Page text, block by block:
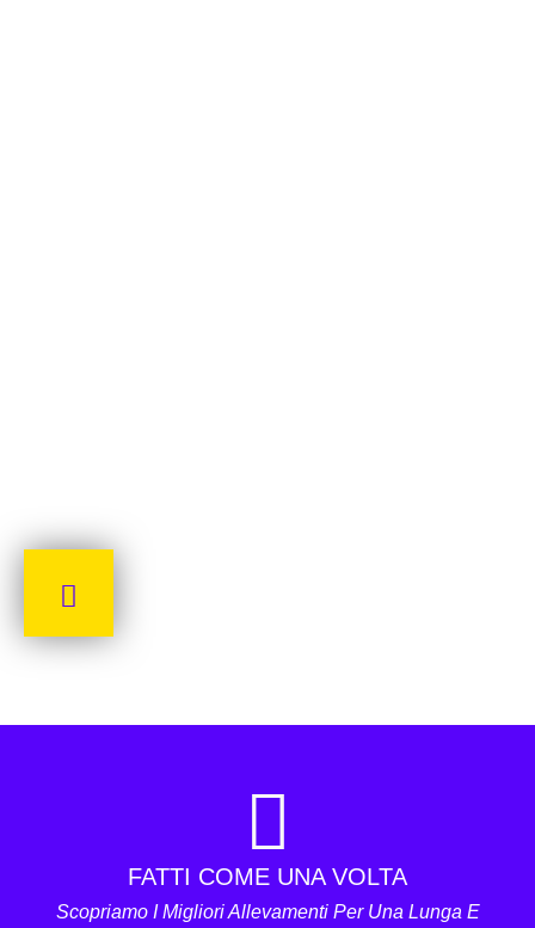
FATTI COME UNA VOLTA
Scopriamo I Migliori Allevamenti Per Una Lunga E